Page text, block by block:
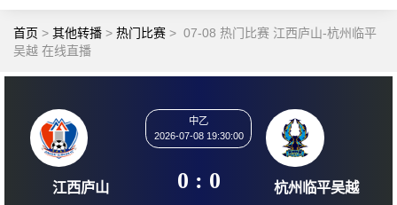
首页 > 其他转播 > 热门比赛 > 07-08 热门比赛 江西庐山-杭州临平
吴越 在线直播
2026-07-08 19:30:00